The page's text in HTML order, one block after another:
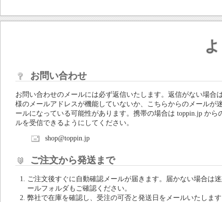
お問い合わせ
お問い合わせのメールには必ず返信いたします。返信がない場合
様のメールアドレスが機能していないか、こちらからのメールが
ールになっている可能性があります。携帯の場合は toppin.jp から
ルを受信できるようにしてください。
shop@toppin.jp
ご注文から発送まで
ご注文後すぐに自動確認メールが届きます。届かない場合は
ールフォルダもご確認ください。
弊社で在庫を確認し、受注の可否と発送日をメールいたしま